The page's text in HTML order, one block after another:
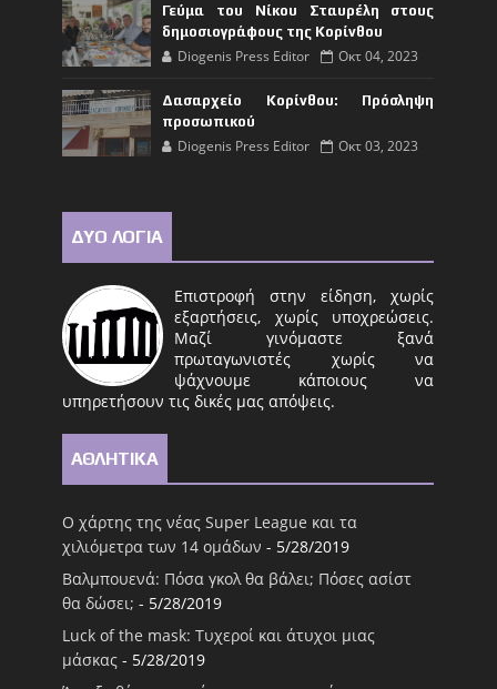
Γεύμα του Νίκου Σταυρέλη στους
δημοσιογράφους της Κορίνθου
Diogenis Press Editor Οκτ 04, 2023
Δασαρχείο Κορίνθου: Πρόσληψη
προσωπικού
Diogenis Press Editor Οκτ 03, 2023
ΔΥΟ ΛΟΓΙΑ
Επιστροφή στην είδηση, χωρίς
εξαρτήσεις, χωρίς υποχρεώσεις.
Μαζί γινόμαστε ξανά
πρωταγωνιστές χωρίς να
ψάχνουμε κάποιους να
υπηρετήσουν τις δικές μας απόψεις.
ΑΘΛΗΤΙΚΑ
Ο χάρτης της νέας Super League και τα
χιλιόμετρα των 14 ομάδων - 5/28/2019
Βαλμπουενά: Πόσα γκολ θα βάλει; Πόσες ασίστ
θα δώσει; - 5/28/2019
Luck of the mask: Τυχεροί και άτυχοι μιας
μάσκας - 5/28/2019